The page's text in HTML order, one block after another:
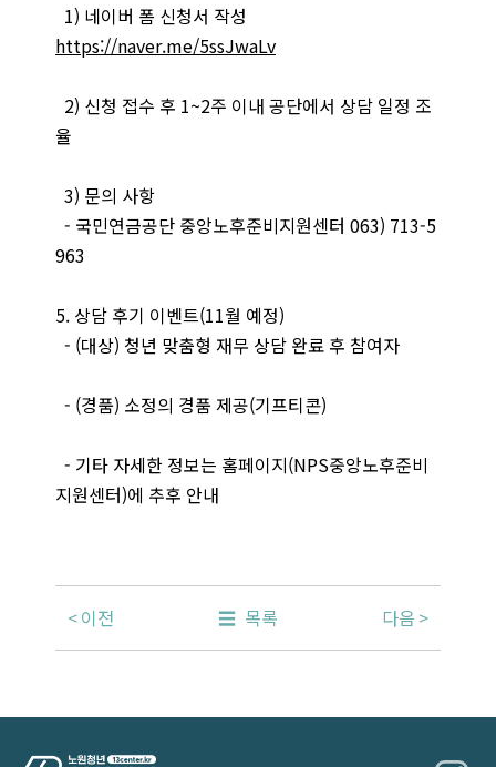
1) 네이버 폼 신청서 작성
https://naver.me/5ssJwaLv
2) 신청 접수 후 1~2주 이내 공단에서 상담 일정 조
율
3) 문의 사항
- 국민연금공단 중앙노후준비지원센터 063) 713-5
963
5. 상담 후기 이벤트(11월 예정)
- (대상) 청년 맞춤형 재무 상담 완료 후 참여자
- (경품) 소정의 경품 제공(기프티콘)
- 기타 자세한 정보는 홈페이지(NPS중앙노후준비
지원센터)에 추후 안내
이전 목록 다음